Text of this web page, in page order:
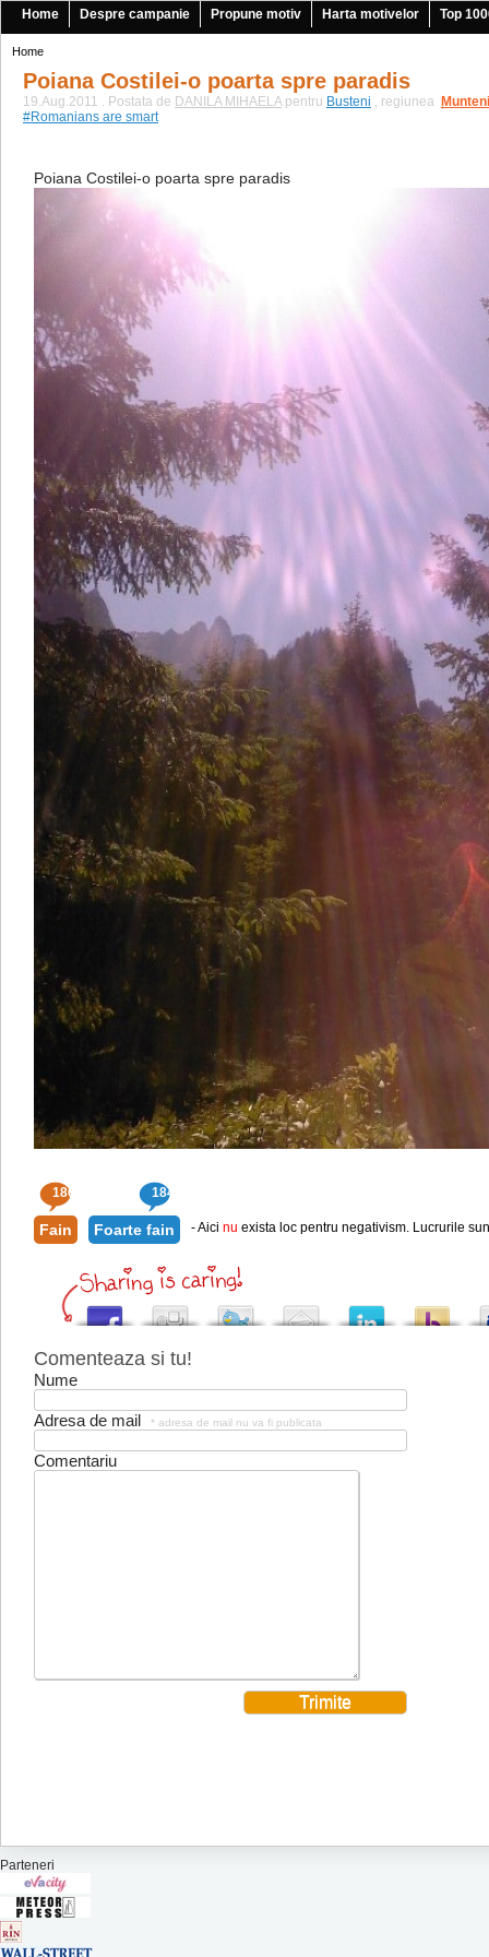
Home Despre campanie Propune motiv Harta motivelor Top
Home
Poiana Costilei-o poarta spre paradis
19.Aug.2011 . Postata de DANILA MIHAELApentru Busteni , regiunea |
#Romanians are smart
Poiana Costilei-o poarta spre paradis
186 184
Fain Foarte fain - Aici nu exista loc pentru negativism. Lucrurile
Comenteaza si tu!
Nume
Adresa de mail * adresa de mail nu va fi publicata
Comentariu
Parteneri